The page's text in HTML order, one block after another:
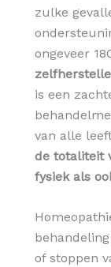
zulke
ongeveer
is een
van alle
de totaliteit
fysiek als
of stoppen